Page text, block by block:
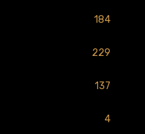
184
229
137
4